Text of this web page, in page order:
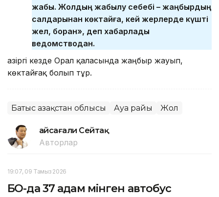
жабық. Жолдың жабылу себебі – жаңбырдың
салдарынан көктайғақ, кей жерлерде күшті
жел, боран», деп хабарлады
ведомстводан.
Қазіргі кезде Орал қаласында жаңбыр жауып,
көктайғақ болып тұр.
Батыс Қазақстан облысы Ауа райы Жол
Ғайсағали Сейтақ
Авторлар
19:07, 09 Тамыз 2026
БҚО-да 37 адам мінген автобус